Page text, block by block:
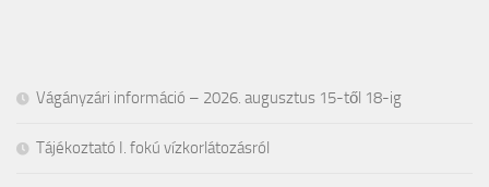
Vágányzári információ – 2026. augusztus 15-től 18-ig
Tájékoztató I. fokú vízkorlátozásról